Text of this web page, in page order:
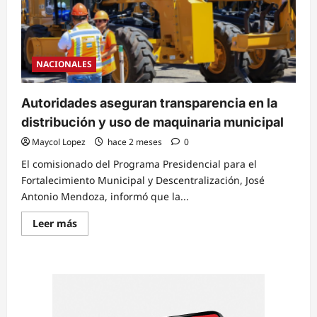
NACIONALES
Autoridades aseguran transparencia en la
distribución y uso de maquinaria municipal
Maycol Lopez hace 2 meses 0
El comisionado del Programa Presidencial para el
Fortalecimiento Municipal y Descentralización, José
Antonio Mendoza, informó que la...
Leer másRead
more